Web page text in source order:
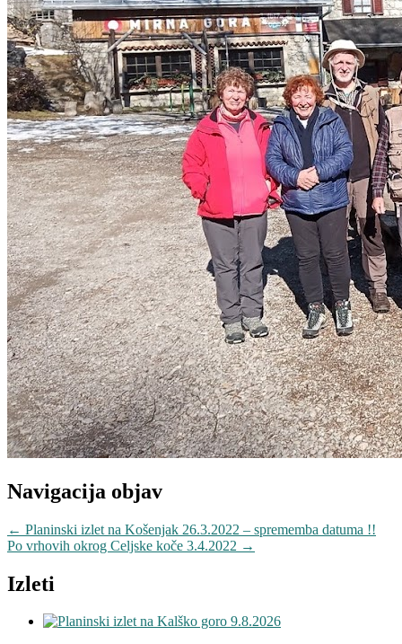
Navigacija objav
← Planinski izlet na Košenjak 26.3.2022 – sprememba datuma !!
Po vrhovih okrog Celjske koče 3.4.2022 →
Izleti